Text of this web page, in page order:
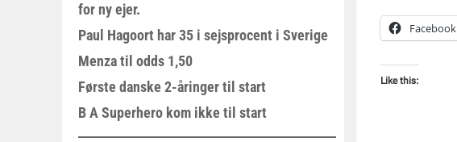
for ny ejer.
Paul Hagoort har 35 i sejsprocent i Sverige
Menza til odds 1,50
Første danske 2-åringer til start
B A Superhero kom ikke til start
Facebook
Like this: